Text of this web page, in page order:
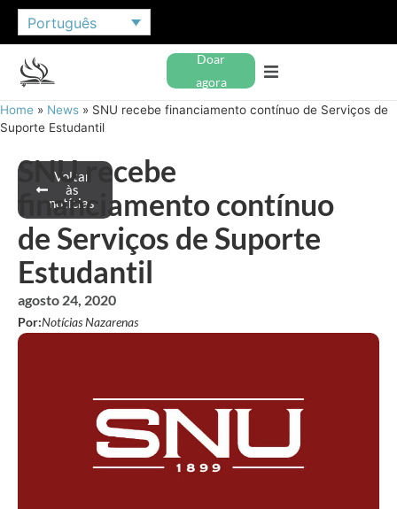
Português
Doar
agora
Home » News » SNU recebe financiamento contínuo de Serviços de
Suporte Estudantil
Voltar
às
notícias
SNU recebe
financiamento contínuo
de Serviços de Suporte
Estudantil
agosto 24, 2020
Por:Notícias Nazarenas